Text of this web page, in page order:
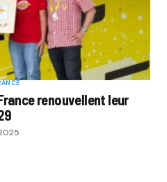
renouvellent leur